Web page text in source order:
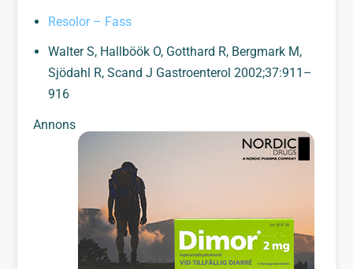
Resolor – Fass
Walter S, Hallböök O, Gotthard R, Bergmark M,
Sjödahl R, Scand J Gastroenterol 2002;37:911–
916
Annons